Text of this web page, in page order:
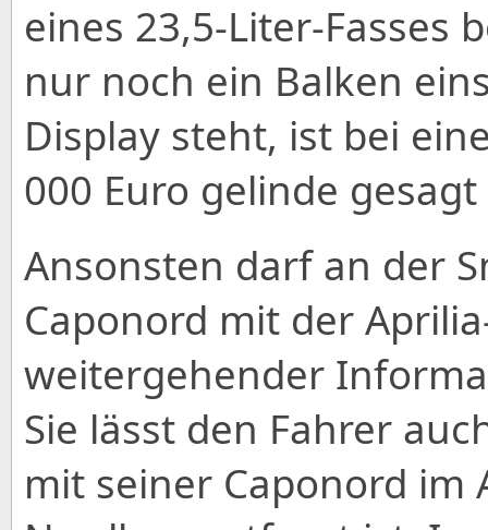
eines 23,5-Liter-Fasses
nur noch ein Balken
Display steht, ist bei
000 Euro gelinde
Ansonsten darf an der
Caponord mit der
weitergehender
Sie lässt den Fahrer
mit seiner Caponord im